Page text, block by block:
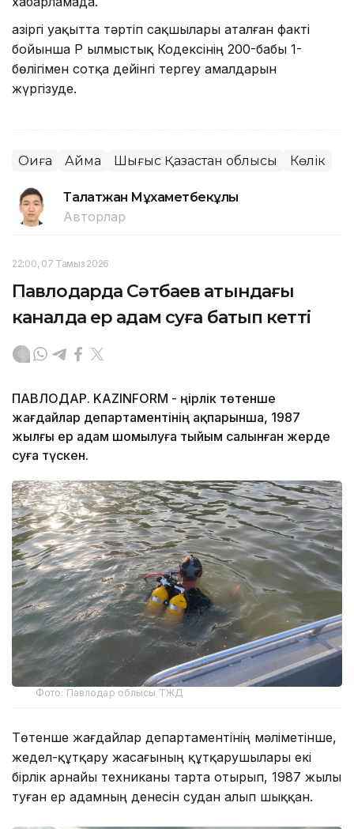
Қазіргі уақытта тәртіп сақшылары аталған факті
бойынша ҚР Қылмыстық Кодексінің 200-бабы 1-
бөлігімен сотқа дейінгі тергеу амалдарын
жүргізуде.
Оқиға Аймақ Шығыс Қазақстан облысы Көлік
Талғатжан Мұхаметбекұлы
Авторлар
22:00, 07 Тамыз 2026
Павлодарда Сәтбаев атындағы
каналда ер адам суға батып кетті
ПАВЛОДАР. KAZINFORM - Өңірлік төтенше
жағдайлар департаментінің ақпарынша, 1987
жылғы ер адам шомылуға тыйым салынған жерде
суға түскен.
Фото: Павлодар облысы ТЖД
Төтенше жағдайлар департаментінің мәліметінше,
жедел-құтқару жасағының құтқарушылары екі
бірлік арнайы техниканы тарта отырып, 1987 жылы
туған ер адамның денесін судан алып шыққан.